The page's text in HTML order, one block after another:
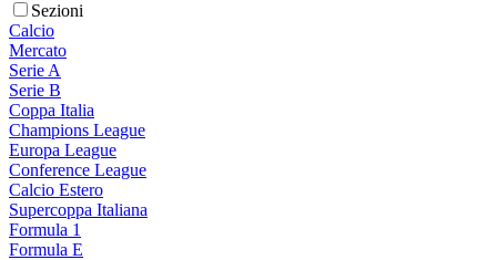
Sezioni
Calcio
Mercato
Serie A
Serie B
Coppa Italia
Champions League
Europa League
Conference League
Calcio Estero
Supercoppa Italiana
Formula 1
Formula E